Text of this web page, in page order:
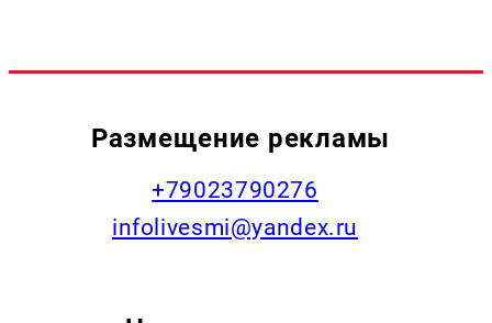
Размещение рекламы
+79023790276
infolivesmi@yandex.ru